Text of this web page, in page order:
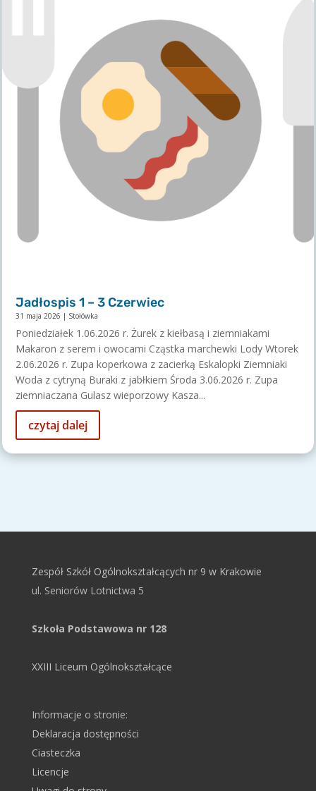
Jadłospis 1 – 3 Czerwiec
31 maja 2026 | Stołówka
Poniedziałek 1.06.2026 r. Żurek z kiełbasą i ziemniakami
Makaron z serem i owocami Cząstka marchewki Lody Wtorek
2.06.2026 r. Zupa koperkowa z zacierką Eskalopki Ziemniaki
Woda z cytryną Buraki z jabłkiem Środa 3.06.2026 r. Zupa
ziemniaczana Gulasz wieporzowy Kasza...
czytaj dalej
Zespół Szkół Ogólnokształcących nr 9 w Krakowie
ul. Seniorów Lotnictwa 5
Szkoła Podstawowa nr 128
XXIII Liceum Ogólnokształcące
Informacje o stronie:
Deklaracja dostępności
Ciasteczka
Licencje